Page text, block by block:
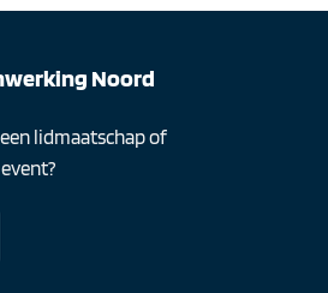
Noord
lidmaatschap of